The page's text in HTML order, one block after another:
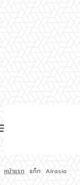
หน้าแรก แท็ก Airasia